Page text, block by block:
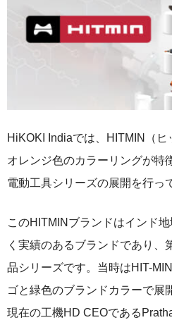
HiKOKI Indiaでは、HITMIN（
オレンジ色のカラーリングが特
電動工具シリーズの展開を行っ
このHITMINブランドはインド
く実績のあるブランドであり、
品シリーズです。当時はHIT-
ゴと緑色のブランドカラーで展
現在の工機HD CEOである